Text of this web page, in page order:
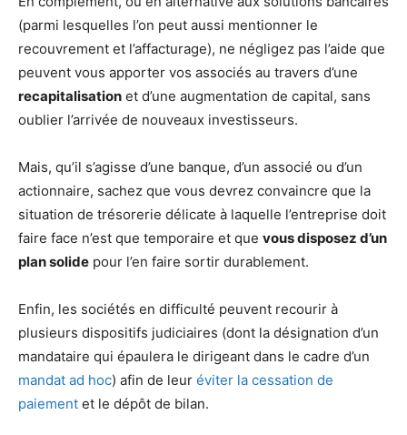
(parmi lesquelles l’on peut aussi mentionner le
recouvrement et l’affacturage), ne négligez pas l’aide que
peuvent vous apporter vos associés au travers d’une
recapitalisation et d’une augmentation de capital, sans
oublier l’arrivée de nouveaux investisseurs.
Mais, qu’il s’agisse d’une banque, d’un associé ou d’un
actionnaire, sachez que vous devrez convaincre que la
situation de trésorerie délicate à laquelle l’entreprise doit
faire face n’est que temporaire et que vous disposez d’un
plan solide pour l’en faire sortir durablement.
Enfin, les sociétés en difficulté peuvent recourir à
plusieurs dispositifs judiciaires (dont la désignation d’un
mandataire qui épaulera le dirigeant dans le cadre d’un
mandat ad hoc) afin de leur éviter la cessation de
paiement et le dépôt de bilan.